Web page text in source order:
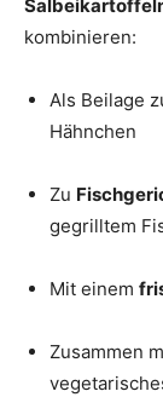
kombinieren:
Als Beilage
Hähnchen
Zu
gegrilltem
Mit einem
Zusammen